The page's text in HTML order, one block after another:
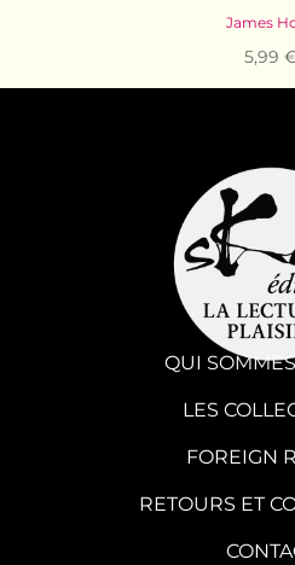
James
5,99
QUI
LES
FOREIGN
RETOURS ET